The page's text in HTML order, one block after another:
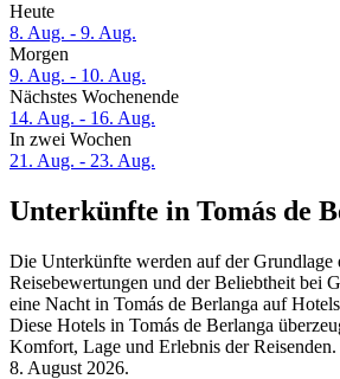
Heute
8. Aug. - 9. Aug.
Morgen
9. Aug. - 10. Aug.
Nächstes Wochenende
14. Aug. - 16. Aug.
In zwei Wochen
21. Aug. - 23. Aug.
Unterkünfte in Tomás de
Die Unterkünfte werden auf der Grundlage
Reisebewertungen und der Beliebtheit bei
eine Nacht in Tomás de Berlanga auf
Diese Hotels in Tomás de Berlanga
Komfort, Lage und Erlebnis der
8. August 2026.